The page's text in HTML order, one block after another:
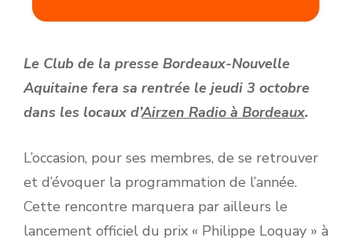
Le Club de la presse Bordeaux-Nouvelle
Aquitaine fera sa rentrée le jeudi 3 octobre
dans les locaux d’Airzen Radio à Bordeaux.
L’occasion, pour ses membres, de se retrouver
et d’évoquer la programmation de l’année.
Cette rencontre marquera par ailleurs le
lancement officiel du prix « Philippe Loquay » à